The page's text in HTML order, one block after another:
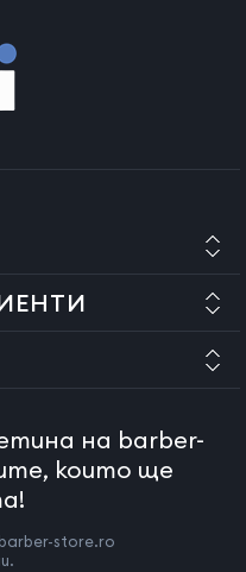
на barber-
които ще
store.ro